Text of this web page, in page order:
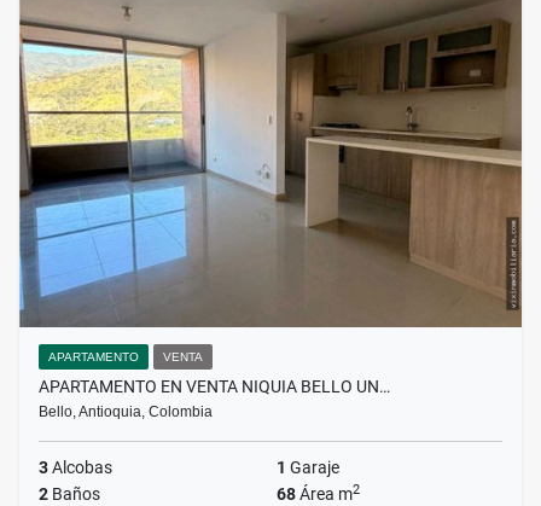
APARTAMENTO VENTA
APARTAMENTO EN VENTA NIQUIA BELLO UN…
Bello, Antioquia, Colombia
3Alcobas 1 Garaje
2 Baños 68Área m2